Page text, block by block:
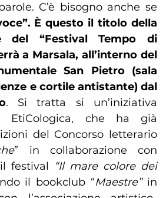
C’è bisogno anche se
È questo il titolo della
del “Festival Tempo di
a Marsala, all’interno del
San Pietro (sala
e cortile antistante) dal
. Si tratta si un’iniziativa
EtiCologica, che ha già
del Concorso letterario
” in collaborazione con
festival
“Il mare colore dei
il bookclub “Maestre”in